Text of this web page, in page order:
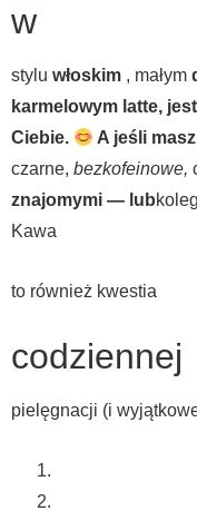
w
stylu włoskim , małym
karmelowym latte, jest
Ciebie.
A jeśli
czarne, bezkofeinowe,
znajomymi — lub
Kawa
to również kwestia
codziennej
pielęgnacji (i